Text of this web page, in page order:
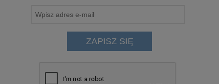
ZAPISZ SIĘ